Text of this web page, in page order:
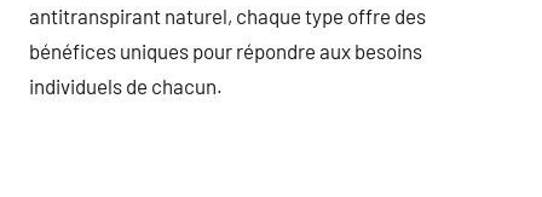
antitranspirant naturel, chaque type offre des
bénéfices uniques pour répondre aux besoins
individuels de chacun.